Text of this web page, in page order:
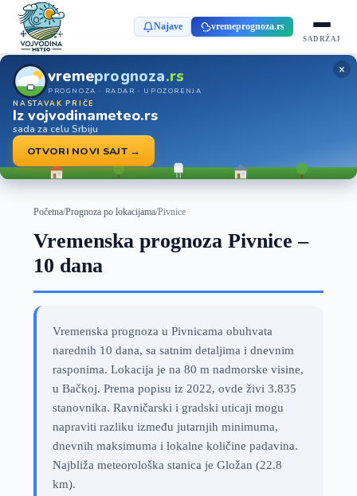
Najave vremeprognoza.rs
SADRŽAJ
vremeprognoza.rs
PROGNOZA · RADAR · UPOZORENJA
NASTAVAK PRIČE
Iz vojvodinameteo.rs
sada za celu Srbiju
OTVORI NOVI SAJT →
×
Početna/Prognoza po lokacijama/Pivnice
Vremenska prognoza Pivnice –
10 dana
Vremenska prognoza u Pivnicama obuhvata
narednih 10 dana, sa satnim detaljima i dnevnim
rasponima. Lokacija je na 80 m nadmorske visine,
u Bačkoj. Prema popisu iz 2022, ovde živi 3.835
stanovnika. Ravničarski i gradski uticaji mogu
napraviti razliku između jutarnjih minimuma,
dnevnih maksimuma i lokalne količine padavina.
Najbliža meteorološka stanica je Gložan (22.8
km).